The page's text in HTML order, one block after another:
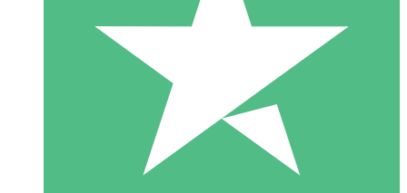
Payez à l'utilisation avec des crédits de téléchargement. Sans
1 Téléchargement
10 00